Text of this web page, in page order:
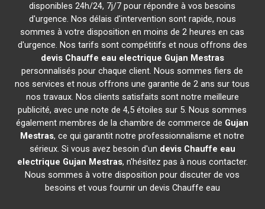
disponibles 24h/24, 7j/7 pour répondre à vos besoins
d'urgence. Nos délais d'intervention sont rapide, nous
sommes à votre disposition en moins de 2 heures en cas
d'urgence. Nos tarifs sont compétitifs et nous offrons des
devis Chauffe eau electrique Gujan Mestras
personnalisés pour chaque client. Nous sommes fiers de
nos services et nous offrons une garantie de 2 ans sur tous
nos travaux. Nos clients satisfaits sont notre meilleure
publicité, avec une note de 4,5 étoiles sur 5. Nous sommes
également membres de la chambre de commerce de Gujan
Mestras, ce qui garantit notre professionnalisme et notre
sérieux. Si vous avez besoin d'un devis Chauffe eau
electrique Gujan Mestras, n'hésitez pas à nous contacter.
Nous sommes à votre disposition pour discuter de vos
besoins et vous fournir un devis Chauffe eau